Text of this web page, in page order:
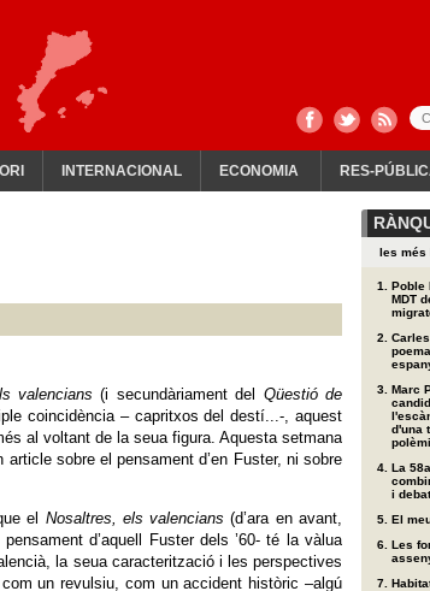
INTERNACIONAL ECONOMIA RES-
valencians(i secundàriament del Qüestió de
coincidència – capritxos del destí...-, aquest
al voltant de la seua figura. Aquesta setmana
sobre el pensament d’en Fuster, ni sobre
el Nosaltres, els valencians (d’ara en avant,
d’aquell Fuster dels ’60- té la vàlua
la seua caracterització i les perspectives
un revulsiu, com un accident històric –algú
les més
Poble
MDT
Marc
d'una
La
i
El
Les